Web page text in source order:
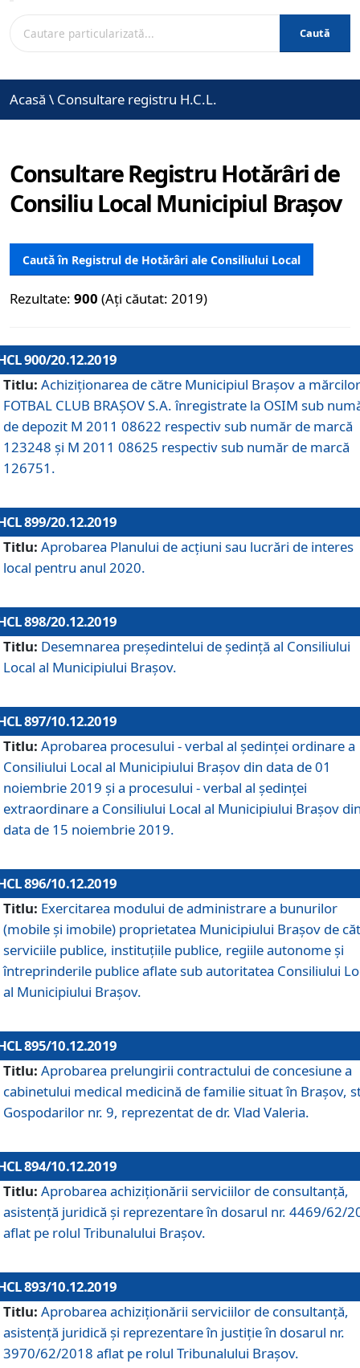
Caută
Acasă \ Consultare registru H.C.L.
Consultare Registru Hotărâri de
Consiliu Local Municipiul Brașov
Caută în Registrul de Hotărâri ale Consiliului Local
Rezultate: 900 (Ați căutat: 2019)
900/20.12.2019
Titlu: Achiziționarea de către Municipiul Brașov a mărcilor
FOTBAL CLUB BRAȘOV S.A. înregistrate la OSIM sub
de depozit M 2011 08622 respectiv sub număr de marcă
123248 și M 2011 08625 respectiv sub număr de marcă
126751.
899/20.12.2019
Titlu: Aprobarea Planului de acţiuni sau lucrări de interes
local pentru anul 2020.
898/20.12.2019
Titlu: Desemnarea preşedintelui de şedinţă al Consiliului
Local al Municipiului Braşov.
897/10.12.2019
Titlu: Aprobarea procesului - verbal al şedinţei ordinare a
Consiliului Local al Municipiului Brașov din data de 01
noiembrie 2019 și a procesului - verbal al ședinței
extraordinare a Consiliului Local al Municipiului Brașov
data de 15 noiembrie 2019.
896/10.12.2019
Titlu: Exercitarea modului de administrare a bunurilor
(mobile și imobile) proprietatea Municipiului Brașov de
serviciile publice, instituțiile publice, regiile autonome și
întreprinderile publice aflate sub autoritatea Consiliului
al Municipiului Brașov.
895/10.12.2019
Titlu: Aprobarea prelungirii contractului de concesiune a
cabinetului medical medicină de familie situat în Braşov,
Gospodarilor nr. 9, reprezentat de dr. Vlad Valeria.
894/10.12.2019
Titlu: Aprobarea achiziţionării serviciilor de consultanţă,
asistenţă juridică şi reprezentare în dosarul nr. 4469/62/
aflat pe rolul Tribunalului Braşov.
893/10.12.2019
Titlu: Aprobarea achiziţionării serviciilor de consultanţă,
asistenţă juridică şi reprezentare în justiţie în dosarul nr.
3970/62/2018 aflat pe rolul Tribunalului Braşov.